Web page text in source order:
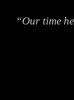
“Our time